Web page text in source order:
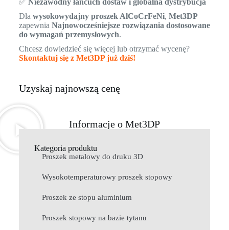
Dla wysokowydajny proszek AlCoCrFeNi, Met3DP
zapewnia Najnowocześniejsze rozwiązania dostosowane
do wymagań przemysłowych.
Chcesz dowiedzieć się więcej lub otrzymać wycenę?
Skontaktuj się z Met3DP już dziś!
Uzyskaj najnowszą cenę
Informacje o Met3DP
Kategoria produktu
Proszek metalowy do druku 3D
Wysokotemperaturowy proszek stopowy
Proszek ze stopu aluminium
Proszek stopowy na bazie tytanu